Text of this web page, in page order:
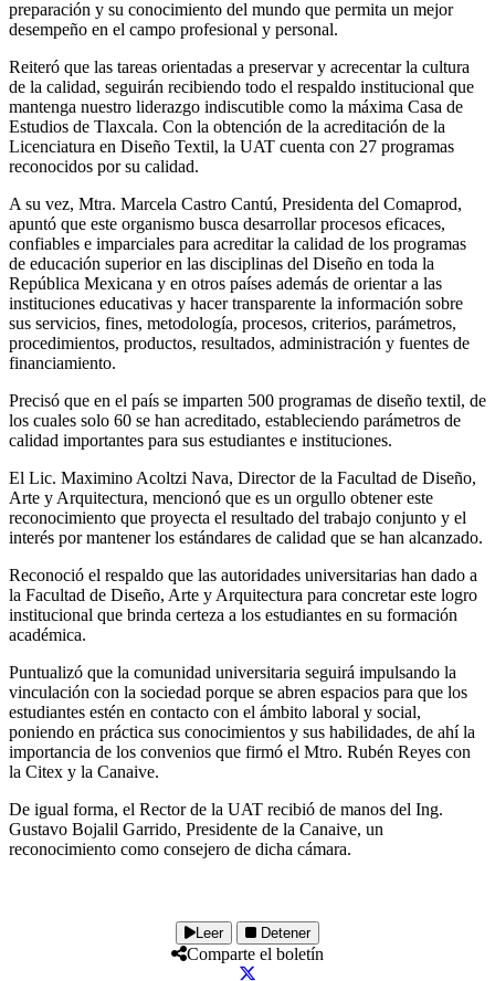
preparación y su conocimiento del mundo que permita un mejor
desempeño en el campo profesional y personal.
Reiteró que las tareas orientadas a preservar y acrecentar la cultura
de la calidad, seguirán recibiendo todo el respaldo institucional que
mantenga nuestro liderazgo indiscutible como la máxima Casa de
Estudios de Tlaxcala. Con la obtención de la acreditación de la
Licenciatura en Diseño Textil, la UAT cuenta con 27 programas
reconocidos por su calidad.
A su vez, Mtra. Marcela Castro Cantú, Presidenta del Comaprod,
apuntó que este organismo busca desarrollar procesos eficaces,
confiables e imparciales para acreditar la calidad de los programas
de educación superior en las disciplinas del Diseño en toda la
República Mexicana y en otros países además de orientar a las
instituciones educativas y hacer transparente la información sobre
sus servicios, fines, metodología, procesos, criterios, parámetros,
procedimientos, productos, resultados, administración y fuentes de
financiamiento.
Precisó que en el país se imparten 500 programas de diseño textil, de
los cuales solo 60 se han acreditado, estableciendo parámetros de
calidad importantes para sus estudiantes e instituciones.
El Lic. Maximino Acoltzi Nava, Director de la Facultad de Diseño,
Arte y Arquitectura, mencionó que es un orgullo obtener este
reconocimiento que proyecta el resultado del trabajo conjunto y el
interés por mantener los estándares de calidad que se han alcanzado.
Reconoció el respaldo que las autoridades universitarias han dado a
la Facultad de Diseño, Arte y Arquitectura para concretar este logro
institucional que brinda certeza a los estudiantes en su formación
académica.
Puntualizó que la comunidad universitaria seguirá impulsando la
vinculación con la sociedad porque se abren espacios para que los
estudiantes estén en contacto con el ámbito laboral y social,
poniendo en práctica sus conocimientos y sus habilidades, de ahí la
importancia de los convenios que firmó el Mtro. Rubén Reyes con
la Citex y la Canaive.
De igual forma, el Rector de la UAT recibió de manos del Ing.
Gustavo Bojalil Garrido, Presidente de la Canaive, un
reconocimiento como consejero de dicha cámara.
Leer Detener
Comparte el boletín